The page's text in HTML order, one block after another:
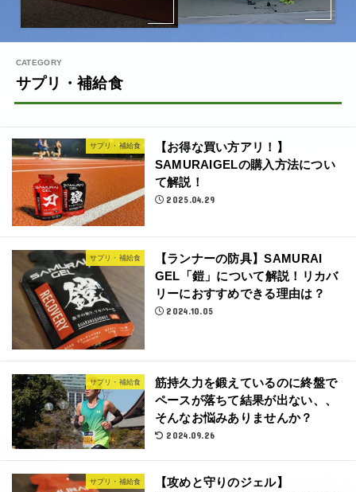
サプリ・補給食
サプリ・補給食
【お得な買い方アリ！】
SAMURAIGELの購入方法につい
て解説！
2025.04.29
サプリ・補給食
【ランナーの防具】SAMURAI
GEL「鎧」について解説！リカバ
リーにおすすめできる理由は？
2024.10.05
サプリ・補給食
筋持久力を鍛えているのに終盤で
ペースが落ちて結果が出ない、、
そんなお悩みありませんか？
2024.09.26
サプリ・補給食
【攻めと守りのジェル】